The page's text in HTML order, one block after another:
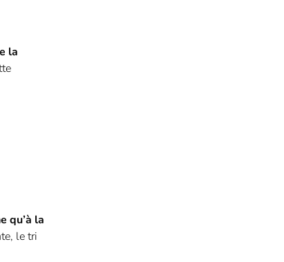
la
qu’à la
le tri